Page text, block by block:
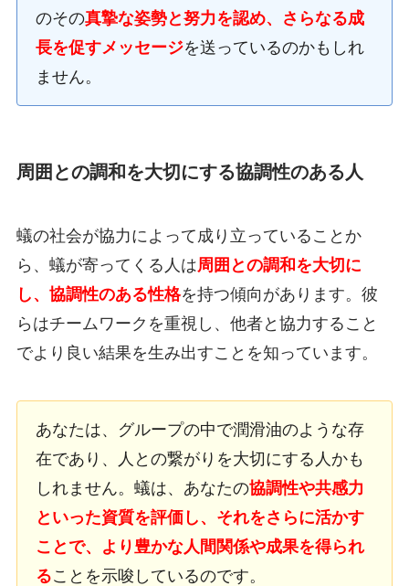
のその真摯な姿勢と努力を認め、さらなる成
長を促すメッセージを送っているのかもしれ
ません。
周囲との調和を大切にする協調性のある人
蟻の社会が協力によって成り立っていることか
ら、蟻が寄ってくる人は周囲との調和を大切に
し、協調性のある性格を持つ傾向があります。彼
らはチームワークを重視し、他者と協力すること
でより良い結果を生み出すことを知っています。
あなたは、グループの中で潤滑油のような存
在であり、人との繋がりを大切にする人かも
しれません。蟻は、あなたの協調性や共感力
といった資質を評価し、それをさらに活かす
ことで、より豊かな人間関係や成果を得られ
ることを示唆しているのです。